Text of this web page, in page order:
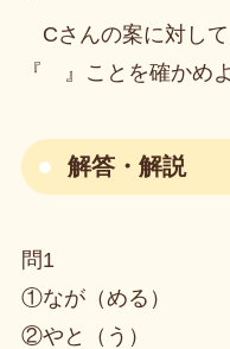
Cさんの案に対し
『 』ことを確かめ
解答・解説
問1
①なが（める）
②やと（う）